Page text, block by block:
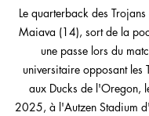
Le quarterback des
Maiava (14), sort de la
une passe lors du
universitaire opposant les
aux Ducks de l'Oregon,
2025, à l'Autzen Stadium